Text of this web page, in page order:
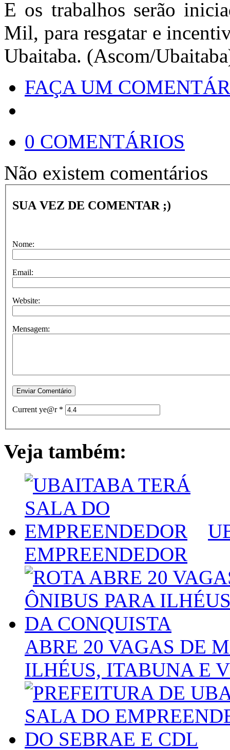
E os trabalhos serão
Mil, para resgatar e
Ubaitaba. (Ascom/
FAÇA UM
0 COMENTÁRIOS
Não existem comentários
SUA VEZ DE COMENTAR ;)
Nome:
Email:
Website:
Mensagem:
Current ye@r *
Veja também:
EMPREENDEDOR
ABRE 20 VAGAS DE
ILHÉUS, ITABUNA E